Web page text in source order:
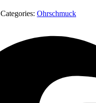
Categories: Ohrschmuck